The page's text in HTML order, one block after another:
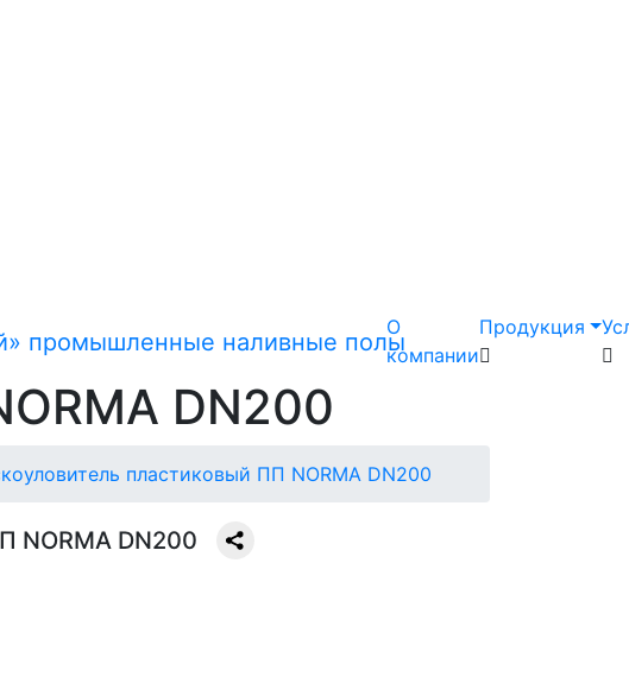
О
компании
Продукция
DN200
пластиковый ПП NORMA DN200
NORMA DN200